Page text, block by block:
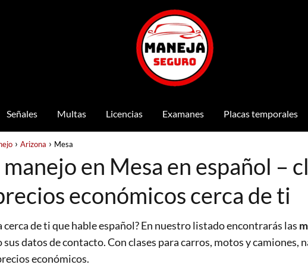
Señales Multas Licencias Examanes Placas temporales
Arizona Mesa
en Mesa en español –
económicos cerca de ti
cerca de ti que hable español? En nuestro listado encontrarás las
sus datos de contacto. Con clases para carros, motos y camiones,
económicos.